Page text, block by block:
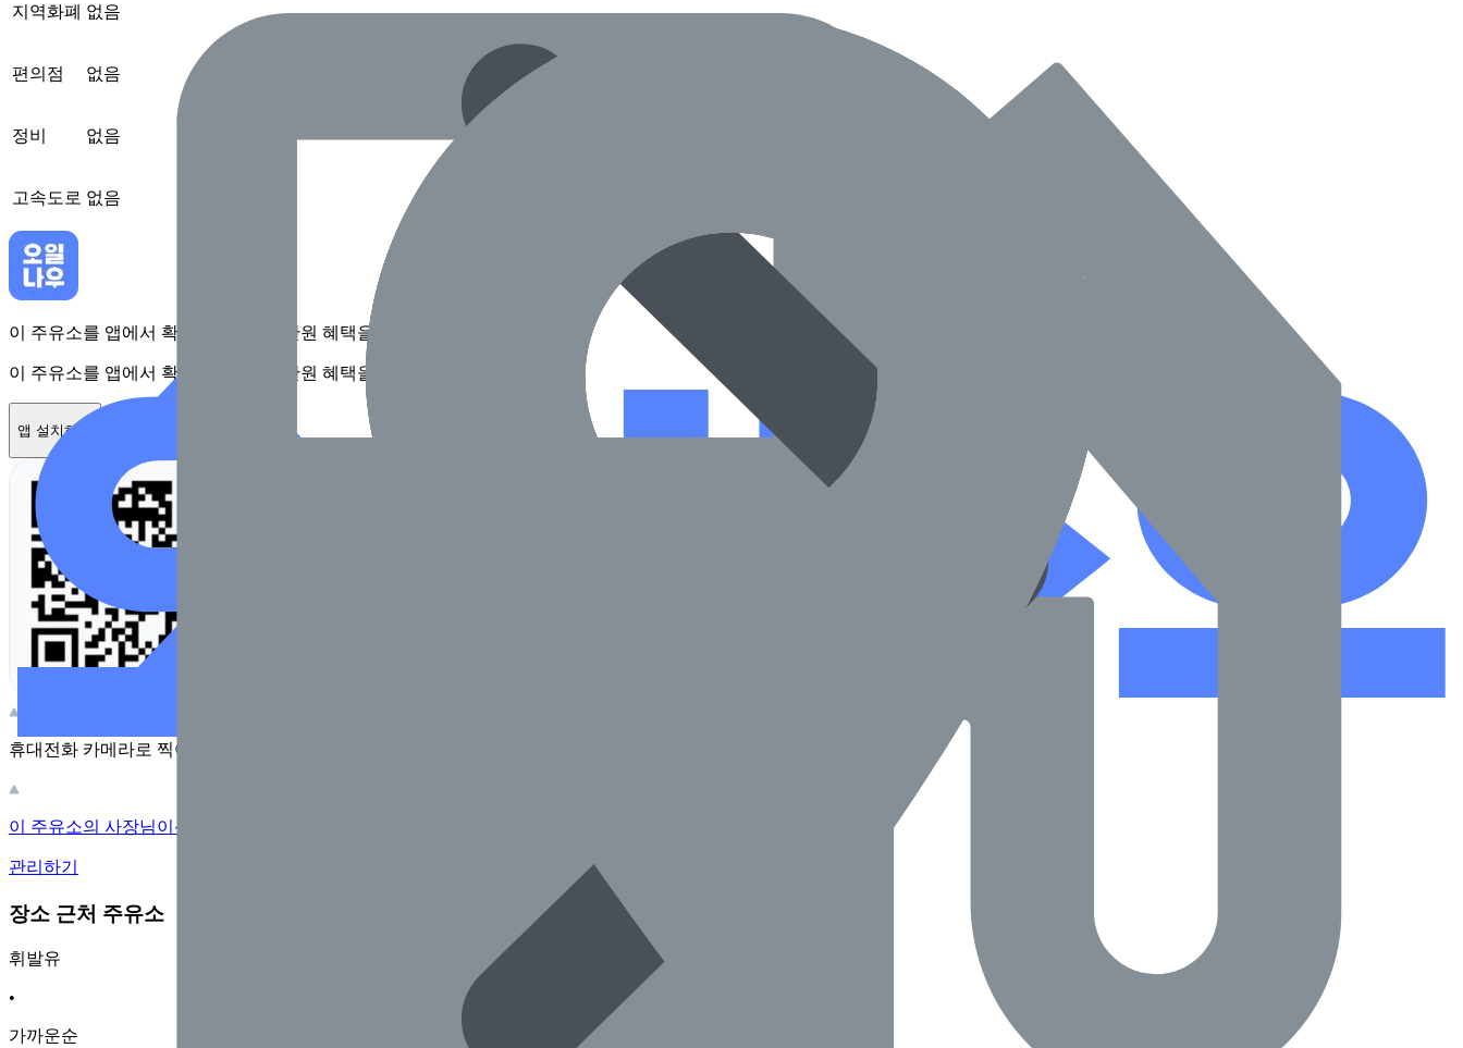
지역화폐 없음
편의점 없음
정비 없음
고속도로 없음
이 주유소를 앱에서 확인하고 최대 1만원 혜택을 받아보세요
이 주유소를 앱에서 확인하고 최대 1만원 혜택을 받아보세요
앱 설치하기
휴대전화 카메라로 찍어보세요
이 주유소의 사장님이신가요?
관리하기
장소 근처 주유소
휘발유
•
가까운순